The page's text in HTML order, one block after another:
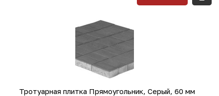
Тротуарная плитка Прямоугольник, Cерый, 60 мм